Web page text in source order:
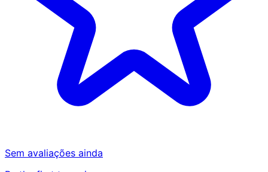
Sem avaliações ainda